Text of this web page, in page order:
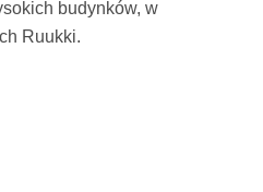
budynków, w
Ruukki.